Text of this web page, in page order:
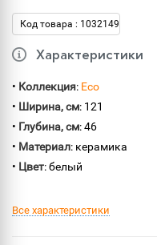
Код товара : 1032149
Характеристики
• Коллекция: Eco
• Ширина, см: 121
• Глубина, см: 46
• Материал: керамика
• Цвет: белый
Все характеристики